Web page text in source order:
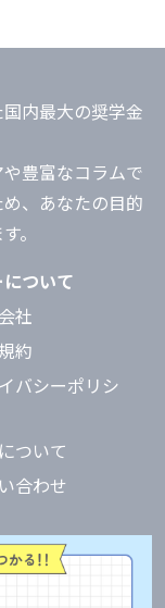
内最大の奨学金
豊富なコラムで
、あなたの目的
。
ついて
社
約
バシーポリシ
ついて
合わせ